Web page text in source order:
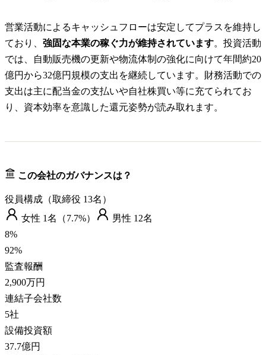
営業活動によるキャッシュフローは安定してプラスを維持し
ており、 強固な本業の稼ぐ力が維持されています。投資活動
では、自動販売機の更新や物流体制の強化に向けて年間約20
億円から32億円規模の支出を継続しています。財務活動での
支出は主に配当金の支払いや自社株買い等に充てられてお
り、資本効率を意識した還元姿勢が読み取れます。
この会社のガバナンスは？
役員構成（取締役 13名）
女性 1名（7.7%） 男性 12名
8%
92%
監査報酬
2,900万円
連結子会社数
5社
設備投資額
37.7億円